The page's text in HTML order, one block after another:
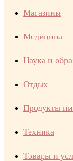
Магазины
Медицина
Наука и
Отдых
Продукты
Техника
Товары и